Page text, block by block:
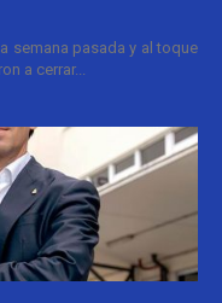
semana pasada y al toque
a cerrar...